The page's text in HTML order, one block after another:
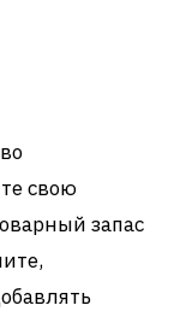
свою
запас